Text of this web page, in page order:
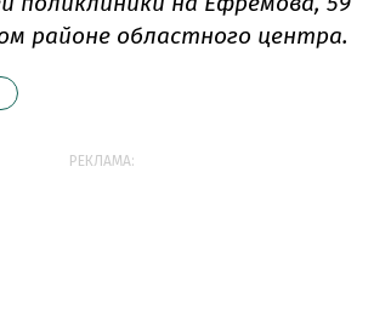
районе областного центра.
РЕКЛАМА: